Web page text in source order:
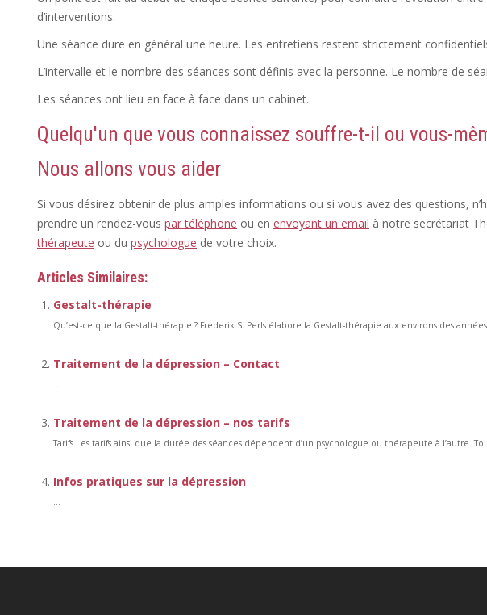
d’interventions.
Une séance dure en général une heure. Les entretiens restent strictement
L’intervalle et le nombre des séances sont définis avec la personne. Le nombre de
Les séances ont lieu en face à face dans un cabinet.
Quelqu'un que vous connaissez souffre-t-il ou vous-
Nous allons vous aider
Si vous désirez obtenir de plus amples informations ou si vous avez des questions,
prendre un rendez-vous par téléphone ou en envoyant un email à notre secrétariat
thérapeute ou du psychologue de votre choix.
Articles Similaires:
Gestalt-thérapie
Qu’est-ce que la Gestalt-thérapie ? Frederik S. Perls élabore la Gestalt-thérapie aux environs des
Traitement de la dépression – Contact
...
Traitement de la dépression – nos tarifs
Tarifs Les tarifs ainsi que la durée des séances dépendent d’un psychologue ou thérapeute à l’autre.
Infos pratiques sur la dépression
...